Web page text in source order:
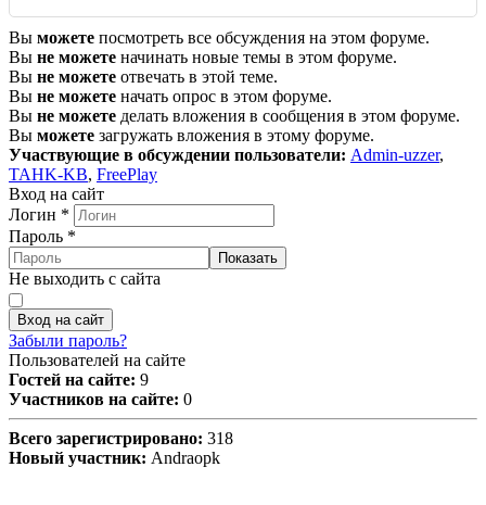
Вы можете посмотреть все обсуждения на этом форуме.
Вы не можете начинать новые темы в этом форуме.
Вы не можете отвечать в этой теме.
Вы не можете начать опрос в этом форуме.
Вы не можете делать вложения в сообщения в этом форуме.
Вы можете загружать вложения в этому форуме.
Участвующие в обсуждении пользователи: Admin-uzzer,
TAHK-KB, FreePlay
Вход на сайт
Логин *
Пароль *
Показать
Не выходить с сайта
Вход на сайт
Забыли пароль?
Пользователей на сайте
Гостей на сайте: 9
Участников на сайте: 0
Всего зарегистрировано: 318
Новый участник: Andraopk